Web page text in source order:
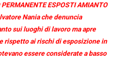
ESPOSTI AMIANTO
Nania che denuncia
sui luoghi di lavoro ma apre
rispetto ai rischi di esposizione in
essere considerate a basso